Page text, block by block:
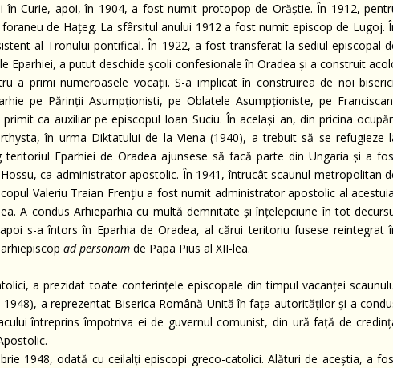
în Curie, apoi, în 1904, a fost numit protopop de Orăștie. În 1912,
de Hațeg. La sfârsitul anului 1912 a fost numit episcop de Lugoj.
al Tronului pontifical. În 1922, a fost transferat la sediul episcopal
Eparhiei, a putut deschide școli confesionale în Oradea și a construit
a primi numeroasele vocații. S-a implicat în construirea de noi
pe Părinții Asumpționisti, pe Oblatele Asumpționiste, pe
ca auxiliar pe episcopul Ioan Suciu. În același an, din pricina
în urma Diktatului de la Viena (1940), a trebuit să se refugieze
Eparhiei de Oradea ajunsese să facă parte din Ungaria și a
ca administrator apostolic. În 1941, întrucât scaunul metropolitan
Valeriu Traian Frențiu a fost numit administrator apostolic al
A condus Arhieparhia cu multă demnitate și înțelepciune în tot
s-a întors în Eparhia de Oradea, al cărui teritoriu fusese reintegrat
ad personam de Papa Pius al XII-lea.
a prezidat toate conferințele episcopale din timpul vacanței
a reprezentat Biserica Română Unită în fața autorităților și a
întreprins împotriva ei de guvernul comunist, din ură față de
1948, odată cu ceilalți episcopi greco-catolici. Alături de aceștia, a